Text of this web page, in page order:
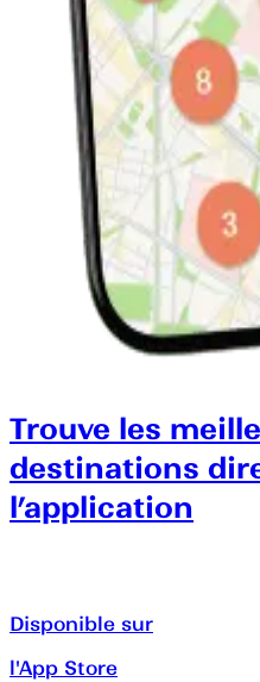
Trouve les
destinations
l’application
Disponible sur
l'App Store